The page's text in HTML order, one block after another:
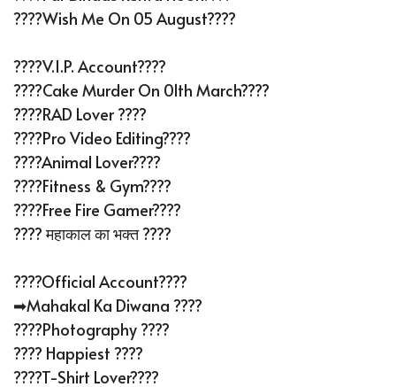
????Wish Me On 05 August????
????V.I.P. Account????
????Cake Murder On 01th March????
????RAD Lover ????
????Pro Video Editing????️
????Animal Lover????
????Fitness & Gym????
????Free Fire Gamer????
???? महाकाल का भक्त ????
????Official Account????
➡Mahakal Ka Diwana ????️
????Photography ????
???? Happiest ????
????T-Shirt Lover????